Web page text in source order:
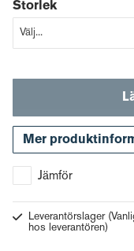
Storlek
Mer
Jämför
Leverantörslager
hos leverantören)